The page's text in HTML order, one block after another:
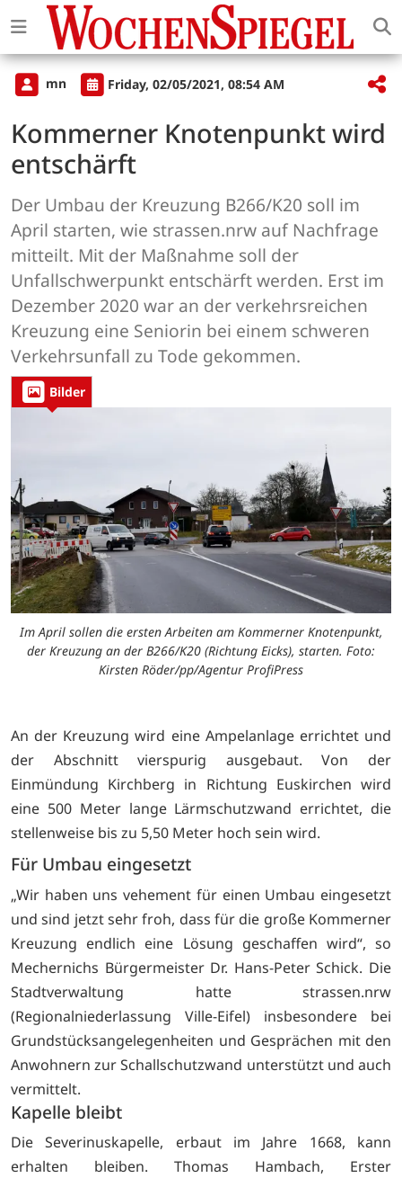
mn Friday, 02/05/2021, 08:54 AM
Kommerner Knotenpunkt wird
entschärft
Der Umbau der Kreuzung B266/K20 soll im
April starten, wie strassen.nrw auf Nachfrage
mitteilt. Mit der Maßnahme soll der
Unfallschwerpunkt entschärft werden. Erst im
Dezember 2020 war an der verkehrsreichen
Kreuzung eine Seniorin bei einem schweren
Verkehrsunfall zu Tode gekommen.
Bilder
Im April sollen die ersten Arbeiten am Kommerner Knotenpunkt,
der Kreuzung an der B266/K20 (Richtung Eicks), starten. Foto:
Kirsten Röder/pp/Agentur ProfiPress
An der Kreuzung wird eine Ampelanlage errichtet und
der Abschnitt vierspurig ausgebaut. Von der
Einmündung Kirchberg in Richtung Euskirchen wird
eine 500 Meter lange Lärmschutzwand errichtet, die
stellenweise bis zu 5,50 Meter hoch sein wird.
Für Umbau eingesetzt
„Wir haben uns vehement für einen Umbau eingesetzt
und sind jetzt sehr froh, dass für die große Kommerner
Kreuzung endlich eine Lösung geschaffen wird“, so
Mechernichs Bürgermeister Dr. Hans-Peter Schick. Die
Stadtverwaltung hatte strassen.nrw
(Regionalniederlassung Ville-Eifel) insbesondere bei
Grundstücksangelegenheiten und Gesprächen mit den
Anwohnern zur Schallschutzwand unterstützt und auch
vermittelt.
Kapelle bleibt
Die Severinuskapelle, erbaut im Jahre 1668, kann
erhalten bleiben. Thomas Hambach, Erster